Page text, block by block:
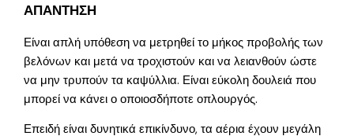
ΑΠΑΝΤΗΣΗ
Είναι απλή υπόθεση να μετρηθεί το μήκος προβολής των
βελόνων και μετά να τροχιστούν και να λειανθούν ώστε
να μην τρυπούν τα καψύλλια. Είναι εύκολη δουλειά που
μπορεί να κάνει ο οποιοσδήποτε οπλουργός.
Επειδή είναι δυνητικά επικίνδυνο, τα αέρια έχουν μεγάλη